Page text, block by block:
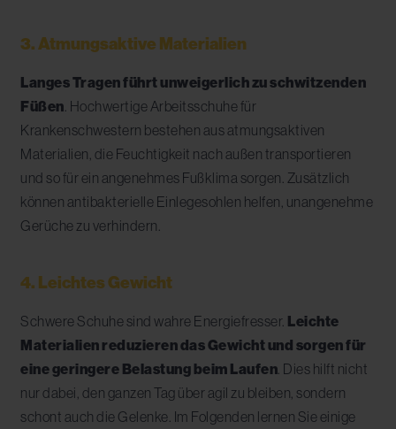
3. Atmungsaktive Materialien
Langes Tragen führt unweigerlich zu schwitzenden
Füßen . Hochwertige Arbeitsschuhe für
Krankenschwestern bestehen aus atmungsaktiven
Materialien, die Feuchtigkeit nach außen transportieren
und so für ein angenehmes Fußklima sorgen. Zusätzlich
können antibakterielle Einlegesohlen helfen, unangenehme
Gerüche zu verhindern.
4. Leichtes Gewicht
Schwere Schuhe sind wahre Energiefresser. Leichte
Materialien reduzieren das Gewicht und sorgen für
eine geringere Belastung beim Laufen . Dies hilft nicht
nur dabei, den ganzen Tag über agil zu bleiben, sondern
schont auch die Gelenke. Im Folgenden lernen Sie einige